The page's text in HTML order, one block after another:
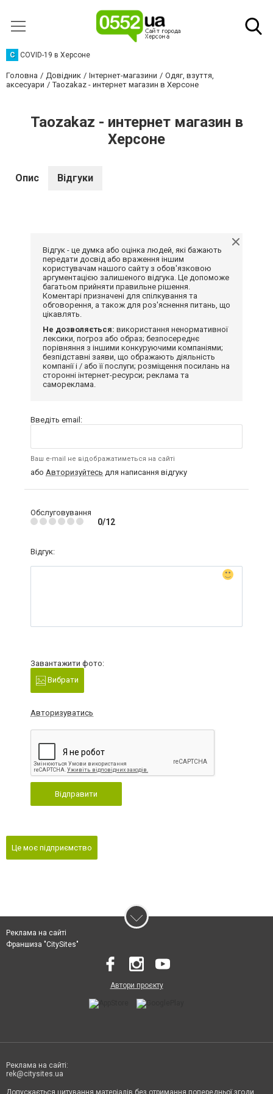
C COVID-19 в Херсоне
Головна Довідник Інтернет-магазини
Одяг, взуття,
аксесуари
Taozakaz - интернет магазин в Херсоне
Taozakaz - интернет магазин в
Херсоне
Опис Відгуки
Відгук - це думка або оцінка людей, які бажають
передати досвід або враження іншим
користувачам нашого сайту з обов'язковою
аргументацією залишеного відгука. Це допоможе
багатьом прийняти правильне рішення.
Коментарі призначені для спілкування та
обговорення, а також для роз'яснення питань, що
цікавлять.
Не дозволяється: використання ненормативної
лексики, погроз або образ; безпосереднє
порівняння з іншими конкуруючими компаніями;
безпідставні заяви, що ображають діяльність
компанії і / або її послуги; розміщення посилань на
сторонні інтернет-ресурси; реклама та
самореклама.
Введіть email:
Ваш e-mail не відображатиметься на сайті
або Авторизуйтесь для написання відгуку
Обслуговування
0/12
Відгук:
Завантажити фото:
Вибрати
Авторизуватись
Відправити
Це моє підприємство
Реклама на сайті
Франшиза "CitySites"
Автори проєкту
Реклама на сайті:
rek@citysites.ua
Допускається цитування матеріалів без отримання попередньої згоди